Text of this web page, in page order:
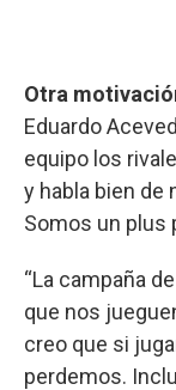
Otra
Eduardo
equipo los
y habla bien de
Somos un plus
“La campaña
que nos
creo que si
perdemos.